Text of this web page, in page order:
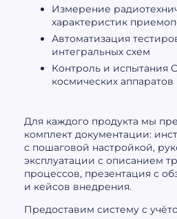
Измерение
характеристик
Автоматизация
интегральных схем
Контроль и испытания
космических аппаратов
Для каждого продукта мы
комплект документации:
с пошаговой настройкой,
эксплуатации с описанием
процессов, презентация с
и кейсов внедрения.
Предоставим систему с